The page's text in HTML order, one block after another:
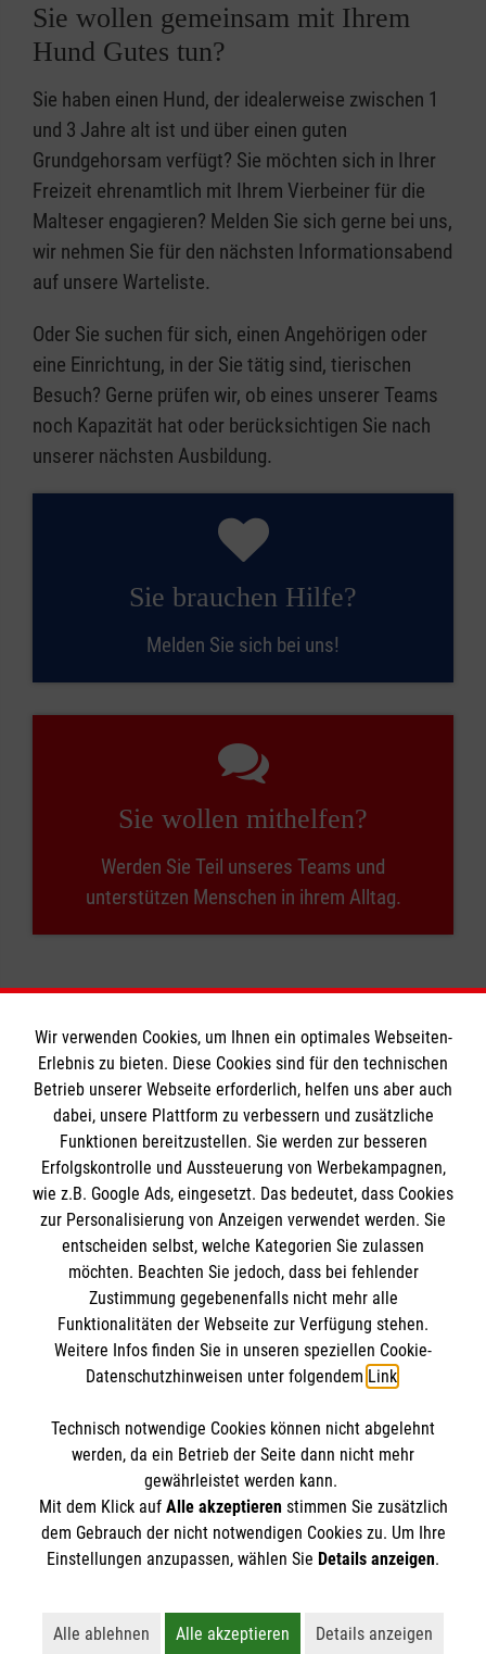
Sie wollen gemeinsam mit Ihrem
Hund Gutes tun?
Sie haben einen Hund, der idealerweise zwischen 1
und 3 Jahre alt ist und über einen guten
Grundgehorsam verfügt? Sie möchten sich in Ihrer
Freizeit ehrenamtlich mit Ihrem Vierbeiner für die
Malteser engagieren? Melden Sie sich gerne bei uns,
wir nehmen Sie für den nächsten Informationsabend
auf unsere Warteliste.
Oder Sie suchen für sich, einen Angehörigen oder
eine Einrichtung, in der Sie tätig sind, tierischen
Besuch? Gerne prüfen wir, ob eines unserer Teams
noch Kapazität hat oder berücksichtigen Sie nach
unserer nächsten Ausbildung.
Sie brauchen Hilfe?
Melden Sie sich bei uns!
Sie wollen mithelfen?
Werden Sie Teil unseres Teams und
unterstützen Menschen in ihrem Alltag.
Informationen
Impressum
Datenschutz
Barrierefreiheit
Kontakt
Die Malteser
Malteser in Deutschland
Malteserorden
Sharepoint
Spendenkonto
IBAN: DE90 6005 0101 0001 2706 88
BIC: SOLADEST600
So finden Sie uns
Gottlieb-Daimler-Straße 5
78467 Konstanz
Email:info.bodensee@malteser.org
Der Malteser Hilfsdienst e.V. ist als eingetragene
Gewerbesteuer befreit.
Wir verwenden Cookies, um Ihnen ein optimales Webseiten-
Erlebnis zu bieten. Diese Cookies sind für den technischen
Betrieb unserer Webseite erforderlich, helfen uns aber auch
dabei, unsere Plattform zu verbessern und zusätzliche
Funktionen bereitzustellen. Sie werden zur besseren
Erfolgskontrolle und Aussteuerung von Werbekampagnen,
wie z.B. Google Ads, eingesetzt. Das bedeutet, dass Cookies
zur Personalisierung von Anzeigen verwendet werden. Sie
entscheiden selbst, welche Kategorien Sie zulassen
möchten. Beachten Sie jedoch, dass bei fehlender
Zustimmung gegebenenfalls nicht mehr alle
Funktionalitäten der Webseite zur Verfügung stehen.
Weitere Infos finden Sie in unseren speziellen Cookie-
Datenschutzhinweisen unter folgendem Link.
Technisch notwendige Cookies können nicht abgelehnt
werden, da ein Betrieb der Seite dann nicht mehr
gewährleistet werden kann.
Mit dem Klick auf Alle akzeptierenstimmen Sie zusätzlich
dem Gebrauch der nicht notwendigen Cookies zu. Um Ihre
Einstellungen anzupassen, wählen Sie Details anzeigen.
Alle ablehnen
Alle akzeptieren
Details anzeigen